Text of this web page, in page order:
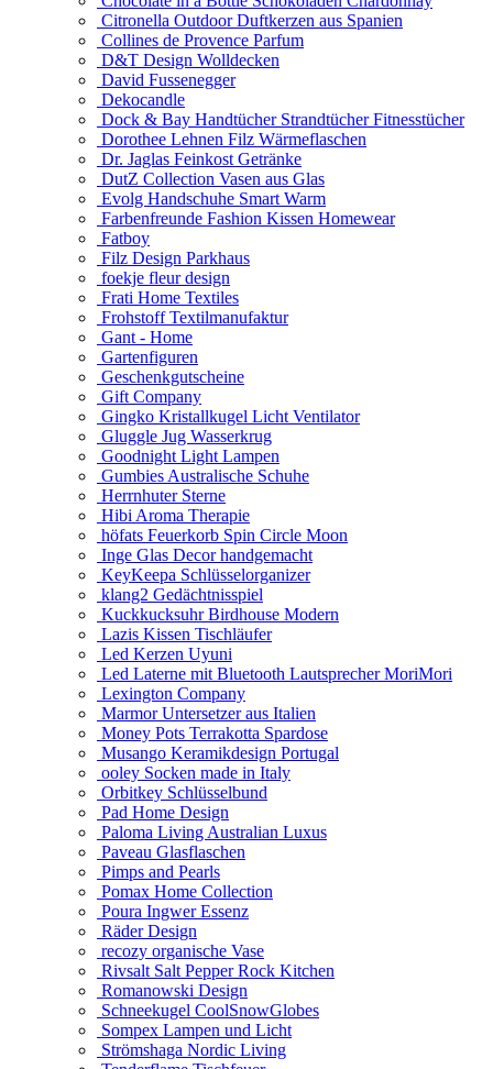
Citronella Outdoor Duftkerzen aus Spanien
Collines de Provence Parfum
D&T Design Wolldecken
David Fussenegger
Dekocandle
Dock & Bay Handtücher Strandtücher Fitnesstücher
Dorothee Lehnen Filz Wärmeflaschen
Dr. Jaglas Feinkost Getränke
DutZ Collection Vasen aus Glas
Evolg Handschuhe Smart Warm
Farbenfreunde Fashion Kissen Homewear
Fatboy
Filz Design Parkhaus
foekje fleur design
Frati Home Textiles
Frohstoff Textilmanufaktur
Gant - Home
Gartenfiguren
Geschenkgutscheine
Gift Company
Gingko Kristallkugel Licht Ventilator
Gluggle Jug Wasserkrug
Goodnight Light Lampen
Gumbies Australische Schuhe
Herrnhuter Sterne
Hibi Aroma Therapie
höfats Feuerkorb Spin Circle Moon
Inge Glas Decor handgemacht
KeyKeepa Schlüsselorganizer
klang2 Gedächtnisspiel
Kuckkucksuhr Birdhouse Modern
Lazis Kissen Tischläufer
Led Kerzen Uyuni
Led Laterne mit Bluetooth Lautsprecher MoriMori
Lexington Company
Marmor Untersetzer aus Italien
Money Pots Terrakotta Spardose
Musango Keramikdesign Portugal
ooley Socken made in Italy
Orbitkey Schlüsselbund
Pad Home Design
Paloma Living Australian Luxus
Paveau Glasflaschen
Pimps and Pearls
Pomax Home Collection
Poura Ingwer Essenz
Räder Design
recozy organische Vase
Rivsalt Salt Pepper Rock Kitchen
Romanowski Design
Schneekugel CoolSnowGlobes
Sompex Lampen und Licht
Strömshaga Nordic Living